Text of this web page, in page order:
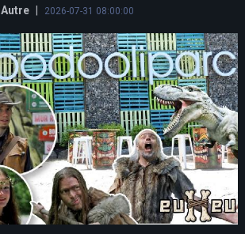
Autre 2026-07-31 08:00:00